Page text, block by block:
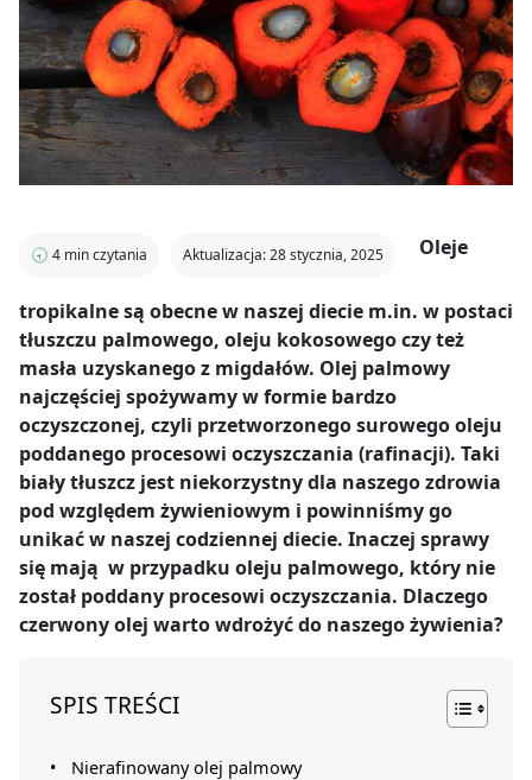
🕣 4 min czytania Aktualizacja: 28 stycznia, 2025 Oleje
tropikalne są obecne w naszej diecie m.in. w postaci
tłuszczu palmowego, oleju kokosowego czy też
masła uzyskanego z migdałów. Olej palmowy
najczęściej spożywamy w formie bardzo
oczyszczonej, czyli przetworzonego surowego oleju
poddanego procesowi oczyszczania (rafinacji). Taki
biały tłuszcz jest niekorzystny dla naszego zdrowia
pod względem żywieniowym i powinniśmy go
unikać w naszej codziennej diecie. Inaczej sprawy
się mają w przypadku oleju palmowego, który nie
został poddany procesowi oczyszczania. Dlaczego
czerwony olej warto wdrożyć do naszego żywienia?
SPIS TREŚCI
Nierafinowany olej palmowy